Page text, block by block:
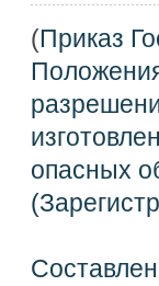
(Приказ
опасных